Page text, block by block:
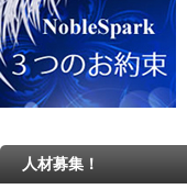
人材募集！